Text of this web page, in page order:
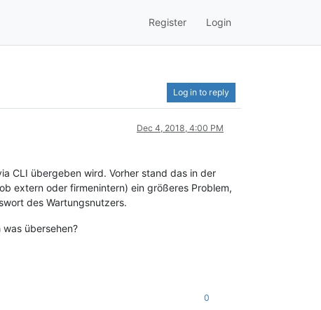
Register Login
Log in to reply
Dec 4, 2018, 4:00 PM
CLI übergeben wird. Vorher stand das in der
extern oder firmenintern) ein größeres Problem,
des Wartungsnutzers.
übersehen?
0